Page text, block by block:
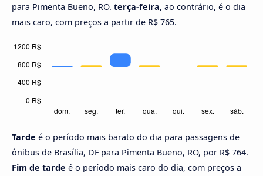
para Pimenta Bueno, RO. terça-feira, ao contrário, é o dia
mais caro, com preços a partir de R$ 765.
Tarde é o período mais barato do dia para passagens de
ônibus de Brasília, DF para Pimenta Bueno, RO, por R$ 764.
Fim de tarde é o período mais caro do dia, com preços a